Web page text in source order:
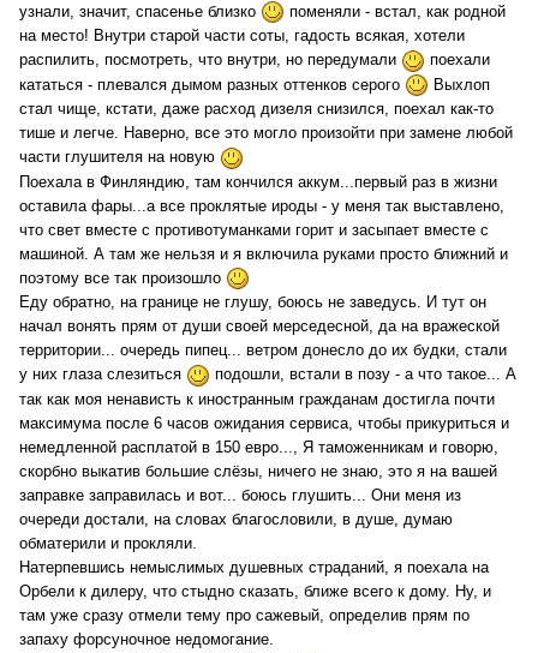
узнали, значит, спасенье близко
поменяли - встал, как родной
на место! Внутри старой части соты, гадость всякая, хотели
распилить, посмотреть, что внутри, но передумали
поехали
кататься - плевался дымом разных оттенков серого
Выхлоп
стал чище, кстати, даже расход дизеля снизился, поехал как-то
тише и легче. Наверно, все это могло произойти при замене любой
части глушителя на новую
Поехала в Финляндию, там кончился аккум...первый раз в жизни
оставила фары...а все проклятые ироды - у меня так выставлено,
что свет вместе с противотуманками горит и засыпает вместе с
машиной. А там же нельзя и я включила руками просто ближний и
поэтому все так произошло
Еду обратно, на границе не глушу, боюсь не заведусь. И тут он
начал вонять прям от души своей мерседесной, да на вражеской
территории... очередь пипец... ветром донесло до их будки, стали
у них глаза слезиться
подошли, встали в позу - а что такое... А
так как моя ненависть к иностранным гражданам достигла почти
максимума после 6 часов ожидания сервиса, чтобы прикуриться и
немедленной расплатой в 150 евро..., Я таможенникам и говорю,
скорбно выкатив большие слёзы, ничего не знаю, это я на вашей
заправке заправилась и вот... боюсь глушить... Они меня из
очереди достали, на словах благословили, в душе, думаю
обматерили и прокляли.
Натерпевшись немыслимых душевных страданий, я поехала на
Орбели к дилеру, что стыдно сказать, ближе всего к дому. Ну, и
там уже сразу отмели тему про сажевый, определив прям по
запаху форсуночное недомогание.